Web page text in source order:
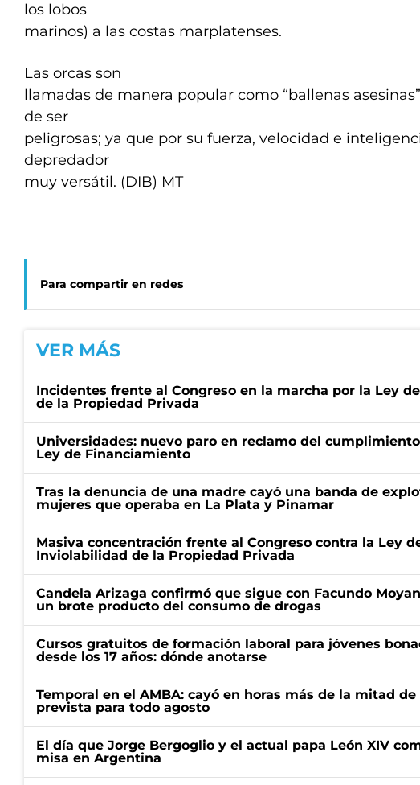
los lobos
marinos) a las costas marplatenses.
Las orcas son
llamadas de manera popular como “ballenas
de ser
peligrosas; ya que por su fuerza, velocidad e
depredador
muy versátil. (DIB) MT
Para compartir en redes
VER MÁS
Incidentes frente al Congreso en la marcha por la Ley
de la Propiedad Privada
Universidades: nuevo paro en reclamo del
Ley de Financiamiento
Tras la denuncia de una madre cayó una banda de
mujeres que operaba en La Plata y Pinamar
Masiva concentración frente al Congreso contra la Ley
Inviolabilidad de la Propiedad Privada
Candela Arizaga confirmó que sigue con Facundo
un brote producto del consumo de drogas
Cursos gratuitos de formación laboral para jóvenes
desde los 17 años: dónde anotarse
Temporal en el AMBA: cayó en horas más de la mitad
prevista para todo agosto
El día que Jorge Bergoglio y el actual papa León XIV
misa en Argentina